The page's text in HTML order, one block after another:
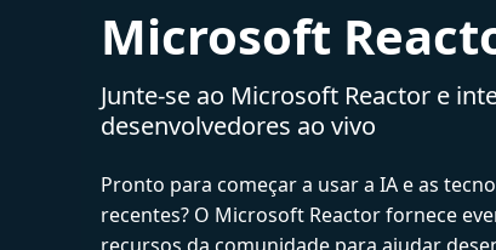
Microsoft
Junte-se ao Microsoft Reactor e
desenvolvedores ao vivo
Pronto para começar a usar a IA e as
recentes? O Microsoft Reactor fornece
recursos da comunidade para ajudar